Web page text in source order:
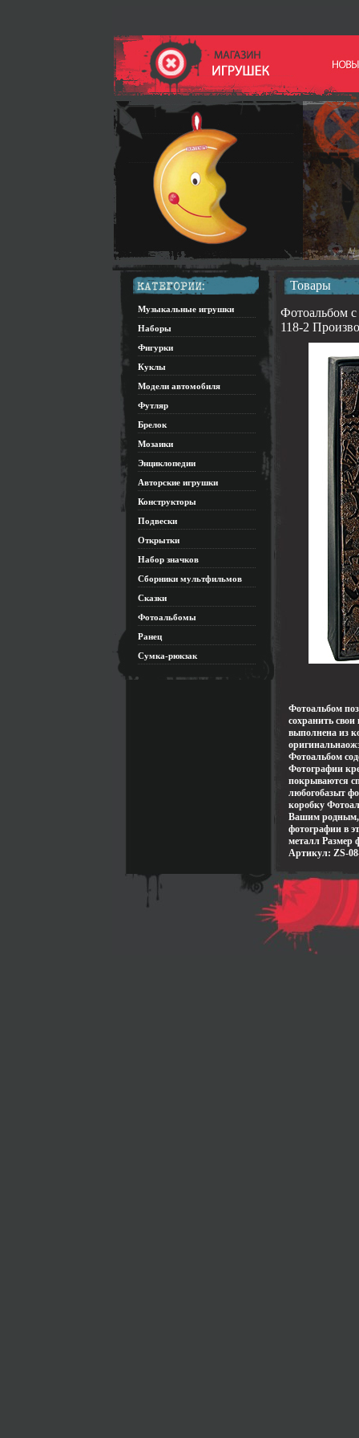
Музыкальные игрушки
Наборы
Фигурки
Куклы
Модели автомобиля
Футляр
Брелок
Мозаики
Энциклопедии
Авторские игрушки
Конструкторы
Подвески
Открытки
Набор значков
Сборники мультфильмов
Сказки
Фотоальбомы
Ранец
Сумка-рюкзак
Товары
Фотоальбом
118-2
Фотоальбом
сохранить
выполнена из
Фотоальбом
Фотографии
покрываются
любогобазыт
коробку
Вашим родным,
фотографии в
металл Размер
Артикул: ZS-